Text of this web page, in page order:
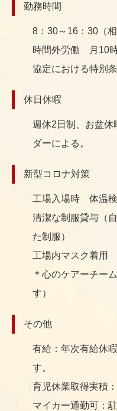
勤務時間
8：30～16：30（
時間外労働 月10
協定における特別
休日休暇
週休2日制、お盆休
ダーによる。
新型コロナ対策
工場入場時 体温検
清潔な制服貸与（
た制服）
工場内マスク着用
＊心のケアーチー
す）
その他
有給：年次有給休
す。
育児休業取得実積
マイカー通勤可：